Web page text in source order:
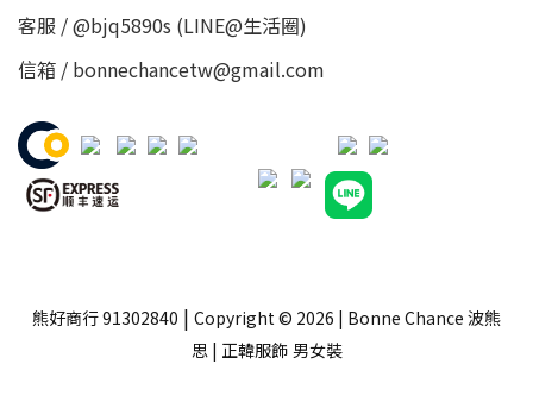
客服 /@bjq5890s (LINE@生活圈)
信箱 / bonnechancetw@gmail.com
熊好商行 91302840 | Copyright © 2026 | Bonne Chance 波熊
思 | 正韓服飾 男女裝